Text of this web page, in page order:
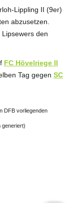
Lippling II (9er)
abzusetzen.
den
FC Hövelriege II
Tag gegen SC
DFB vorliegenden
generiert)